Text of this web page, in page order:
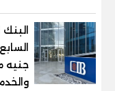
جنيه